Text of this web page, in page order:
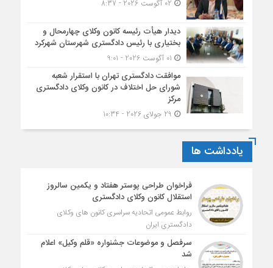
دیدار هیأت رئیسه کانون وکلای چهارمحال و
بختیاری با رئیس دادگستری شهرستان شهرکرد
موافقت دادگستری تهران با استقرار شعبه
شورای حل اختلاف در کانون وکلای دادگستری
مرکز
یادداشت ها
فراخوان طراحی پوستر هفتاد و یکمین سالروز
استقلال کانون وکلای دادگستری
روابط عمومی اتحادیه سراسری کانون های وکلای
دادگستری ایران
سرفصل و موضوعات جشنواره «قلم وکیل» اعلام
شد